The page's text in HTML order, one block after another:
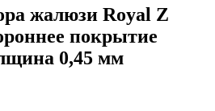
жалюзи Royal Z
покрытие
0,45 мм